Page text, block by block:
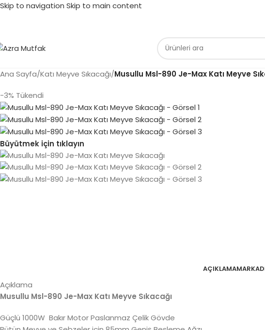
Skip to navigation Skip to main content
Ana Sayfa/Katı Meyve Sıkacağı/Musullu Msl-890 Je-Max Katı Meyve
-3% Tükendi
Büyütmek için tıklayın
AÇIKLAMAMARKA
Açıklama
Musullu Msl-890 Je-Max Katı Meyve Sıkacağı
Güçlü 1000W Bakır Motor Paslanmaz Çelik Gövde